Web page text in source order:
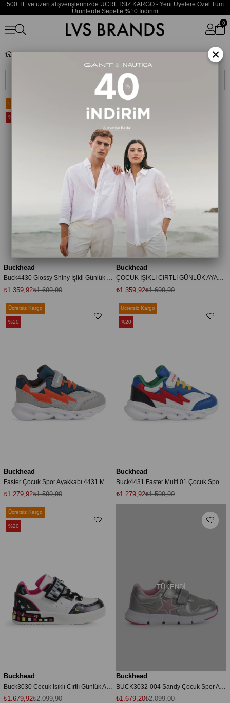
500 TL ve üzeri alışverişlerinizde ÜCRETSİZ KARGO - Yeni Üyelere Özel Tüm
Ürünlerde Sepette %10 İndirim
0
Buckhead
₺1.359,92₺1.699,90
Ücretsiz Kargo
%20
Buckhead
₺1.359,92₺1.699,90
%20
Buckhead
Faster Çocuk Spor Ayakkabı 4431 Multicolor
₺1.279,92₺1.599,90
Ücretsiz Kargo
%20
Buckhead
Buck4431 Faster Multi 01 Çocuk Spor Ayakkabı
₺1.279,92₺1.599,90
Ücretsiz Kargo
%20
Buckhead
₺1.679,92₺2.099,90
Ücretsiz Kargo
%20
TÜKENDI
Buckhead
₺1.679,20₺2.099,00
×